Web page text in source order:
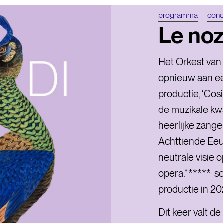
programma
Le
Het Orkest
opnieuw aan
productie,
de muzikale
heerlijke
Achttiende
neutrale visie
opera.” *****
productie in
Dit keer valt